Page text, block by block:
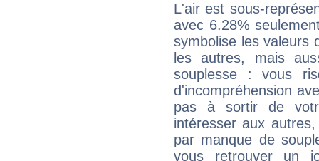
L'air est sous-
avec 6.28%
symbolise les valeurs
les autres, mais
souplesse : vous
d'incompréhension
pas à sortir de
intéresser aux
par manque de
vous retrouver un